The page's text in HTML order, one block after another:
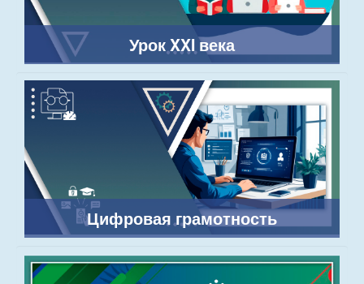
Урок XXI века
Цифровая грамотность